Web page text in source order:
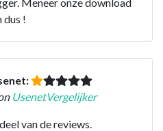
dus !
UsenetVergelijker
van de reviews.